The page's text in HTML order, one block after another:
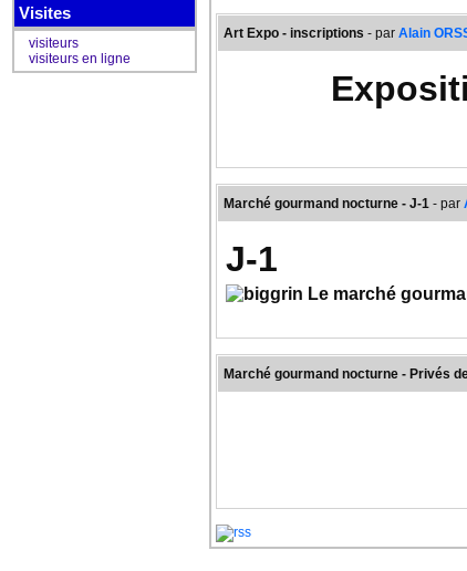
Visites
visiteurs
visiteurs en ligne
Art Expo - inscriptions - par Alain
Mme
Marché gourmand nocturne - J-1 - par
J-1
Le marché
15 exposants + le stand de
des petits producteurs ou des
port du masque obligatoire dans
Marché gourmand nocturne - Privés